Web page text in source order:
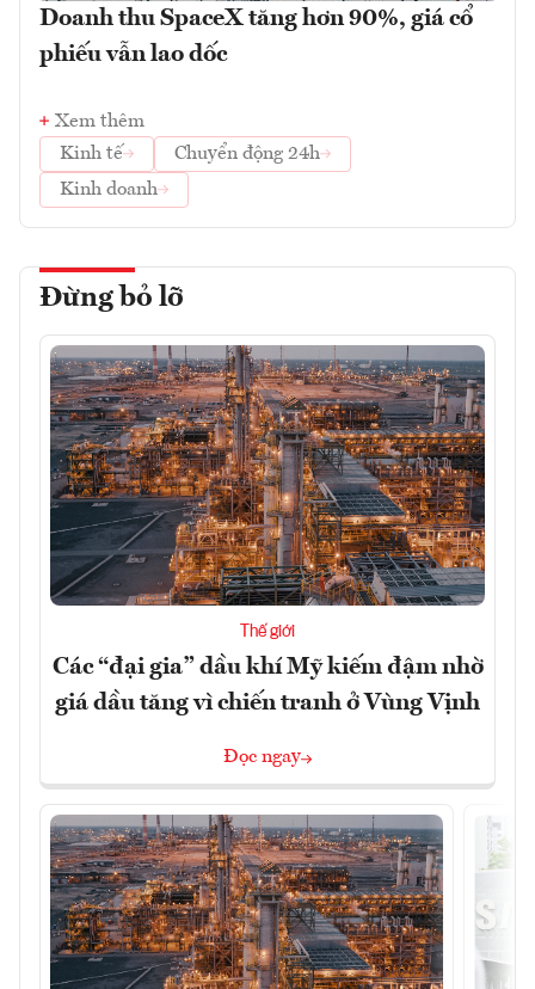
Doanh thu SpaceX tăng hơn 90%, giá cổ
phiếu vẫn lao dốc
Xem thêm
Kinh tế
Chuyển động 24h
Kinh doanh
Đừng bỏ lỡ
Thế giới
Các “đại gia” dầu khí Mỹ kiếm đậm nhờ
giá dầu tăng vì chiến tranh ở Vùng Vịnh
Đọc ngay